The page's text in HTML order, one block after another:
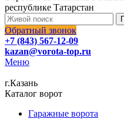
республике Татарстан
Обратный звонок
+7 (843) 567-12-09
kazan@vorota-top.ru
Меню
г.Казань
Каталог ворот
Гаражные ворота